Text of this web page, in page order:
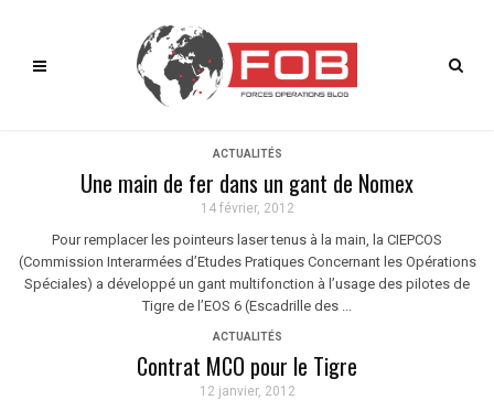
ACTUALITÉS
Une main de fer dans un gant de Nomex
14 février, 2012
Pour remplacer les pointeurs laser tenus à la main, la CIEPCOS
(Commission Interarmées d’Etudes Pratiques Concernant les Opérations
Spéciales) a développé un gant multifonction à l’usage des pilotes de
Tigre de l’EOS 6 (Escadrille des ...
ACTUALITÉS
Contrat MCO pour le Tigre
12 janvier, 2012